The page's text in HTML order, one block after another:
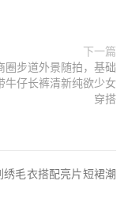
下一篇
圈步道外景随拍，基础
牛仔长裤清新纯欲少女
穿搭
绣毛衣搭配亮片短裙潮